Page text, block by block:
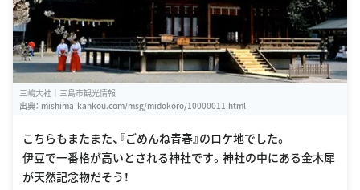
三嶋大社｜三島市観光情報
出典： mishima-kankou.com/msg/midokoro/10000011.html
こちらもまたまた、『ごめんね青春』のロケ地でした。
伊豆で一番格が高いとされる神社です。神社の中にある金木犀
が天然記念物だそう！